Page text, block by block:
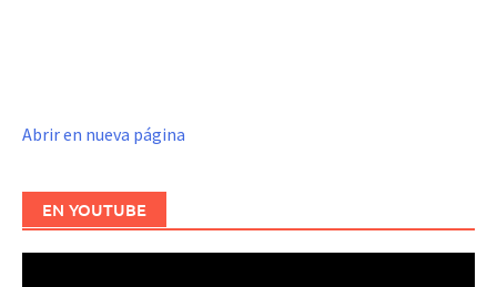
Abrir en nueva página
EN YOUTUBE